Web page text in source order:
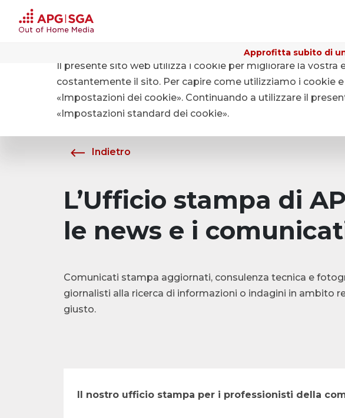
Approfitta subito di
Chi siamo Media
Indietro
L’Ufficio stampa di
le news e i
Comunicati stampa aggiornati, consulenza tecnica e
giornalisti alla ricerca di informazioni o indagini in ambito
giusto.
Il nostro ufficio stampa per i professionisti della
Il presente sito web utilizza i cookie per migliorare la vostra
costantemente il sito. Per capire come utilizziamo i cookie
«Impostazioni dei cookie». Continuando a utilizzare il
«Impostazioni standard dei cookie».